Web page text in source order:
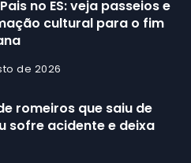
no ES: veja passeios e
cultural para o fim
de 2026
romeiros que saiu de
sofre acidente e deixa